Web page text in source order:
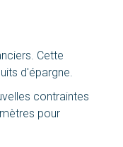
Cette
d'épargne.
contraintes
pour